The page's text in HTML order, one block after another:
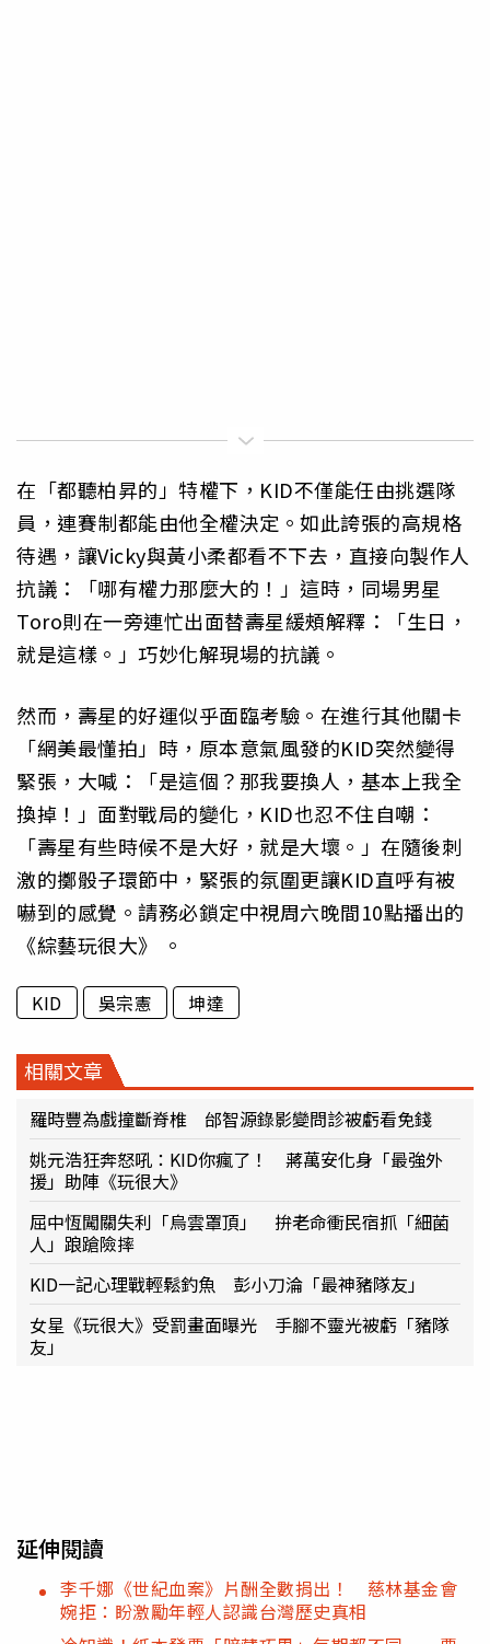
在「都聽柏昇的」特權下，KID不僅能任由挑選隊
員，連賽制都能由他全權決定。如此誇張的高規格
待遇，讓Vicky與黃小柔都看不下去，直接向製作人
抗議：「哪有權力那麼大的！」這時，同場男星
Toro則在一旁連忙出面替壽星緩頰解釋：「生日，
就是這樣。」巧妙化解現場的抗議。
然而，壽星的好運似乎面臨考驗。在進行其他關卡
「網美最懂拍」時，原本意氣風發的KID突然變得
緊張，大喊：「是這個？那我要換人，基本上我全
換掉！」面對戰局的變化，KID也忍不住自嘲：
「壽星有些時候不是大好，就是大壞。」在隨後刺
激的擲骰子環節中，緊張的氛圍更讓KID直呼有被
嚇到的感覺。請務必鎖定中視周六晚間10點播出的
《綜藝玩很大》 。
KID 吳宗憲 坤達
相關文章
羅時豐為戲撞斷脊椎 邰智源錄影變問診被虧看免錢
姚元浩狂奔怒吼：KID你瘋了！ 蔣萬安化身「最強外
援」助陣《玩很大》
屈中恆闖關失利「烏雲罩頂」 拚老命衝民宿抓「細菌
人」踉蹌險摔
KID一記心理戰輕鬆釣魚 彭小刀淪「最神豬隊友」
女星《玩很大》受罰畫面曝光 手腳不靈光被虧「豬隊
友」
延伸閱讀
李千娜《世紀血案》片酬全數捐出！ 慈林基金會
婉拒：盼激勵年輕人認識台灣歷史真相